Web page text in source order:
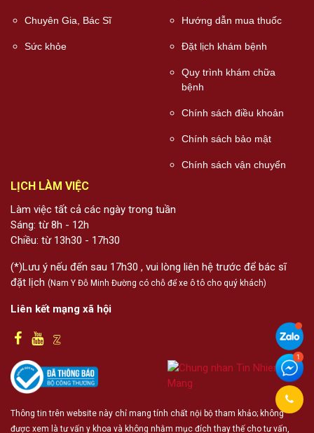
Chuyên Gia, Bác Sĩ
Sức khỏe
Hướng dẫn mua thuốc
Đặt lịch khám bệnh
Quy trình khám chữa
bệnh
Chính sách điều khoản
Chính sách bảo mật
Chính sách vận chuyển
LỊCH LÀM VIỆC
Làm việc tất cả các ngày trong tuần
Sáng: từ 8h - 12h
Chiều: từ 13h30 - 17h30
(*)Lưu ý nếu đến sau 17h30 , vui lòng liên hệ trước để bác sĩ
đặt lịch (Nam Y Đỗ Minh Đường có chỗ để xe ô tô cho quý khách)
Liên kết mạng xã hội
Thông tin trên website này chỉ mang tính chất nội bộ tham khảo; không
được xem là tư vấn y khoa và không nhằm mục đích thay thế cho tư vấn,